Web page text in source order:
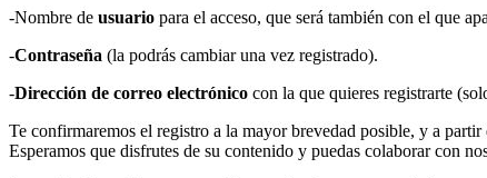
-Nombre de usuario para el acceso, que será también con el que
-Contraseña (la podrás cambiar una vez registrado).
-Dirección de correo electrónico con la que quieres registrarte
Te confirmaremos el registro a la mayor brevedad posible, y a
Esperamos que disfrutes de su contenido y puedas colaborar con